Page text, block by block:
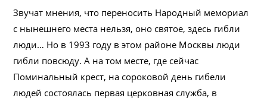
Звучат мнения, что переносить Народный мемориал
с нынешнего места нельзя, оно святое, здесь гибли
люди… Но в 1993 году в этом районе Москвы люди
гибли повсюду. А на том месте, где сейчас
Поминальный крест, на сороковой день гибели
людей состоялась первая церковная служба, в